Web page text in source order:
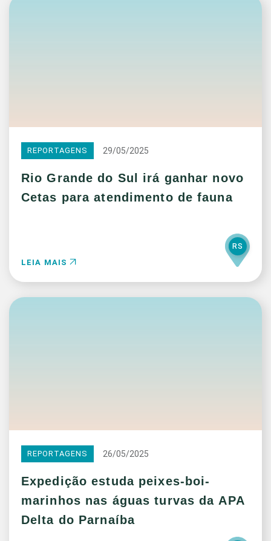
REPORTAGENS 29/05/2025
Rio Grande do Sul irá ganhar novo
Cetas para atendimento de fauna
LEIA MAIS
RS
REPORTAGENS 26/05/2025
Expedição estuda peixes-boi-
marinhos nas águas turvas da APA
Delta do Parnaíba